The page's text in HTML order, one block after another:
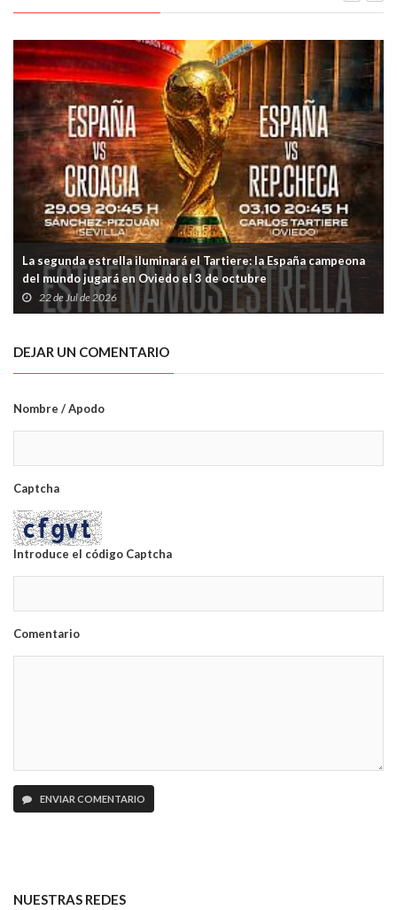
La segunda estrella iluminará el Tartiere: la España campeona
del mundo jugará en Oviedo el 3 de octubre
22 de Jul de 2026
DEJAR UN COMENTARIO
Nombre / Apodo
Captcha
Introduce el código Captcha
Comentario
ENVIAR COMENTARIO
NUESTRAS REDES